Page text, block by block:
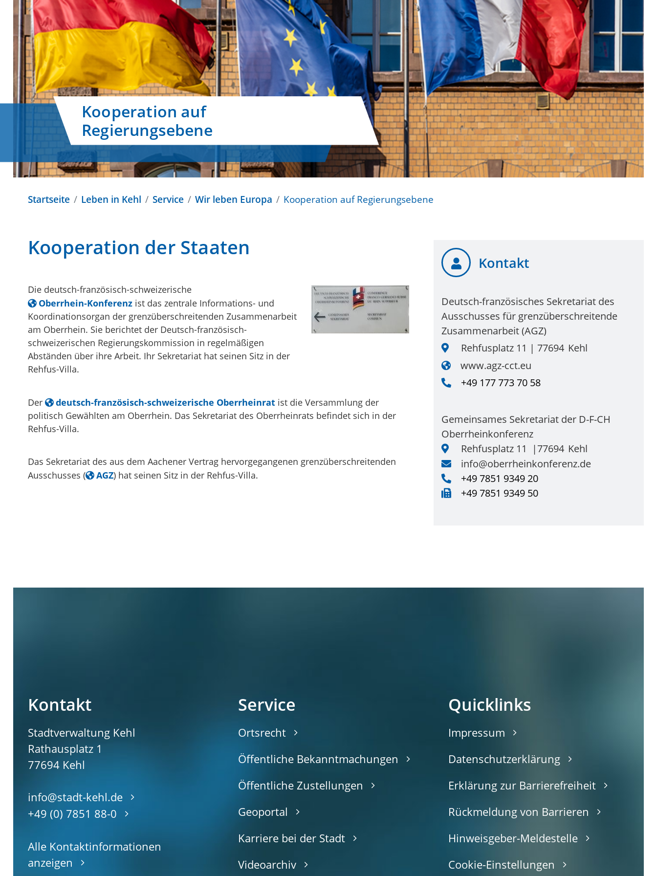
Kooperation auf
Regierungsebene
Startseite Leben in Kehl Service Wir leben Europa Kooperation auf Regierungsebene
Kooperation der Staaten
Die deutsch-französisch-schweizerische
Oberrhein-Konferenzist das zentrale Informations- und
Koordinationsorgan der grenzüberschreitenden Zusammenarbeit
am Oberrhein. Sie berichtet der Deutsch-französisch-
schweizerischen Regierungskommission in regelmäßigen
Abständen über ihre Arbeit. Ihr Sekretariat hat seinen Sitz in der
Rehfus-Villa.
Der deutsch-französisch-schweizerische Oberrheinratist die Versammlung der
politisch Gewählten am Oberrhein. Das Sekretariat des Oberrheinrats befindet sich in der
Rehfus-Villa.
Das Sekretariat des aus dem Aachener Vertrag hervorgegangenen grenzüberschreitenden
Ausschusses (
AGZ) hat seinen Sitz in der Rehfus-Villa.
Kontakt
Deutsch-französisches Sekretariat des
Ausschusses für grenzüberschreitende
Zusammenarbeit (AGZ)
Rehfusplatz 11
77694 Kehl
www.agz-cct.eu
+49 177 773 70 58
Gemeinsames Sekretariat der D-F-CH
Oberrheinkonferenz
Rehfusplatz 11
77694 Kehl
info@oberrheinkonferenz.de
+49 7851 9349 20
+49 7851 9349 50
Kontakt
Stadtverwaltung Kehl
Rathausplatz 1
77694 Kehl
info@stadt-kehl.de
+49 (0) 7851 88-0
Alle Kontaktinformationen
anzeigen
Service
Ortsrecht
Öffentliche Bekanntmachungen
Öffentliche Zustellungen
Geoportal
Karriere bei der Stadt
Videoarchiv
Quicklinks
Impressum
Datenschutzerklärung
Erklärung zur Barrierefreiheit
Rückmeldung von Barrieren
Hinweisgeber-Meldestelle
Cookie-Einstellungen